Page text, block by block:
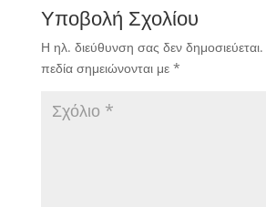
Υποβολή Σχολίου
Η ηλ. διεύθυνση σας δεν δημοσιεύεται.
πεδία σημειώνονται με *